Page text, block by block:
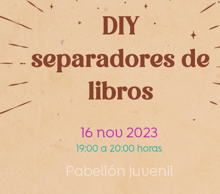
DIY
separadores de
libros
16 nov 2023
19:00 a 20:00 horas
Pabellón juvenil